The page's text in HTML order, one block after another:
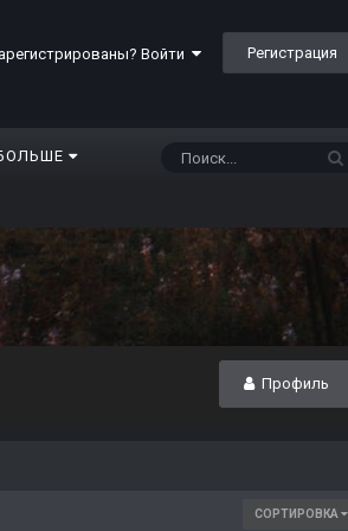
Войти Регистрация
Профиль
СОРТИРОВКА